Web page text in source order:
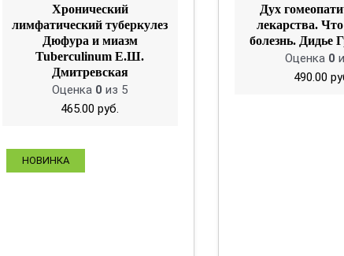
НОВИНКА
Хронический
лимфатический туберкулез
Дюфура и миазм
Tuberculinum Е.Ш.
Дмитревская
Оценка 0 из 5
465.00 руб.
Дух
лекарства. Что
болезнь. Дидье
Оценка 0
490.00